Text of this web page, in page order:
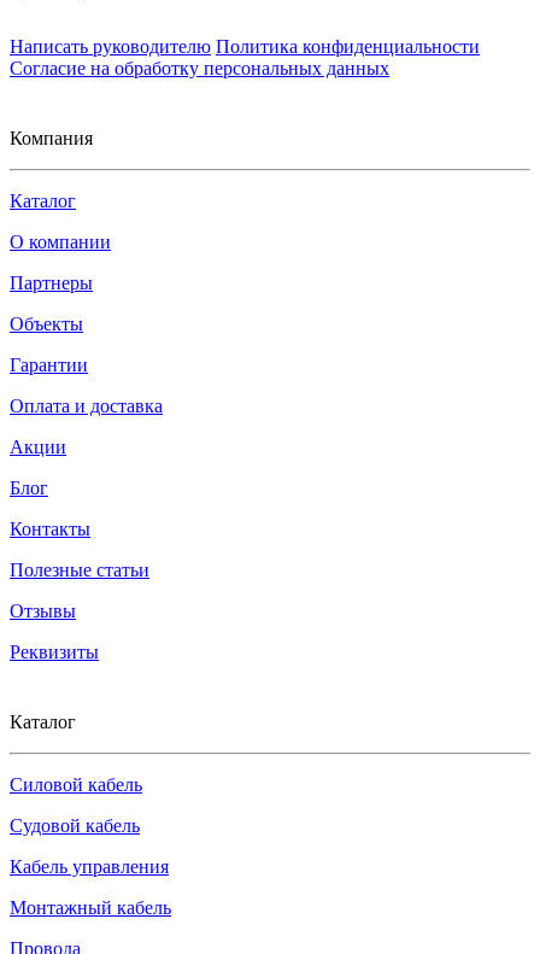
Написать руководителю Политика конфиденциальности
Согласие на обработку персональных данных
Компания
Каталог
О компании
Партнеры
Объекты
Гарантии
Оплата и доставка
Акции
Блог
Контакты
Полезные статьи
Отзывы
Реквизиты
Каталог
Силовой кабель
Судовой кабель
Кабель управления
Монтажный кабель
Провода